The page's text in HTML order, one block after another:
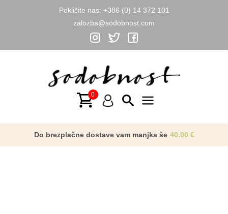
Pokličite nas: +386 (0) 14 372 101
zalozba@sodobnost.com
Menu
Do brezplačne dostave vam manjka še 40.00 €